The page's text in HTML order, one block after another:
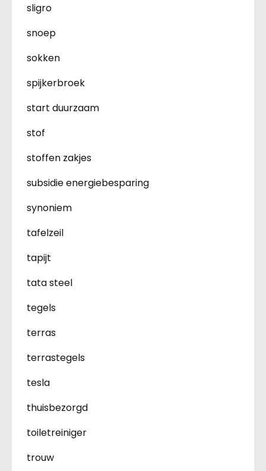
sligro
snoep
sokken
spijkerbroek
start duurzaam
stof
stoffen zakjes
subsidie energiebesparing
synoniem
tafelzeil
tapijt
tata steel
tegels
terras
terrastegels
tesla
thuisbezorgd
toiletreiniger
trouw